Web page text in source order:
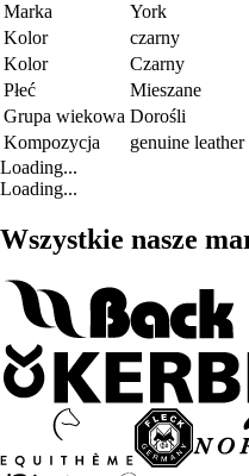
Marka
York
Kolor
czarny
Kolor
Czarny
Płeć
Mieszane
Grupa wiekowa Dorośli
Kompozycja
genuine leather
Loading...
Loading...
Wszystkie nasze